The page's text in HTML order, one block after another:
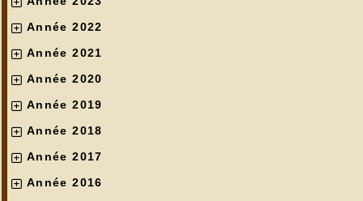
Année 2022
Année 2021
Année 2020
Année 2019
Année 2018
Année 2017
Année 2016